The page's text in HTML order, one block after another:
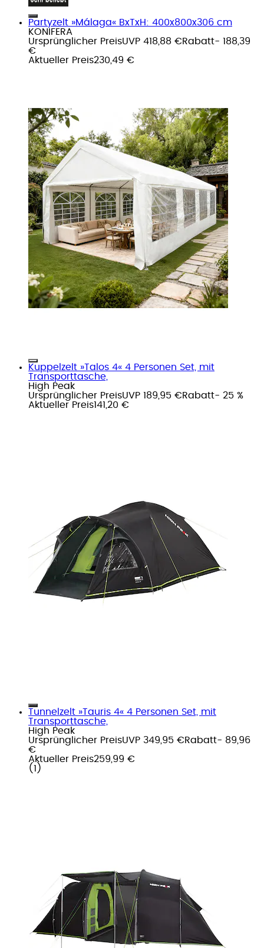
Partyzelt »Málaga« BxTxH: 400x800x306 cm
KONIFERA
Ursprünglicher PreisUVP 418,88 €Rabatt- 188,39
€
Aktueller Preis230,49 €
Kuppelzelt »Talos 4« 4 Personen Set, mit
Transporttasche,
High Peak
Ursprünglicher PreisUVP 189,95 €Rabatt- 25 %
Aktueller Preis141,20 €
Tunnelzelt »Tauris 4« 4 Personen Set, mit
Transporttasche,
High Peak
Ursprünglicher PreisUVP 349,95 €Rabatt- 89,96
€
Aktueller Preis259,99 €
( 1 )